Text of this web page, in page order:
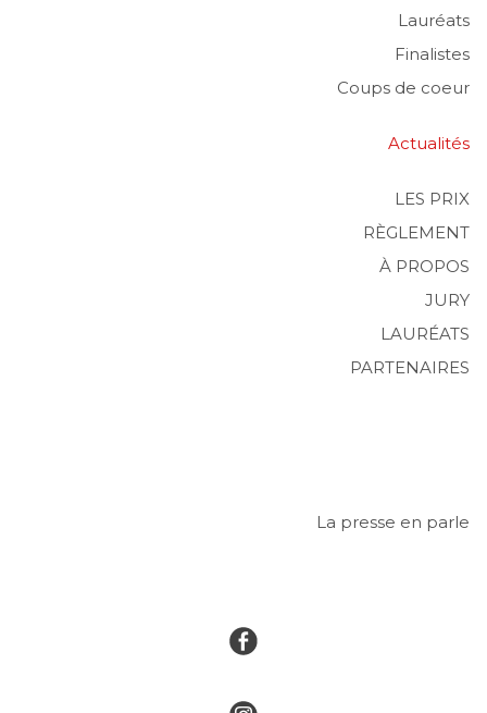
Lauréats
Finalistes
Coups de coeur
Actualités
LES PRIX
RÈGLEMENT
À PROPOS
JURY
LAURÉATS
PARTENAIRES
La presse en parle